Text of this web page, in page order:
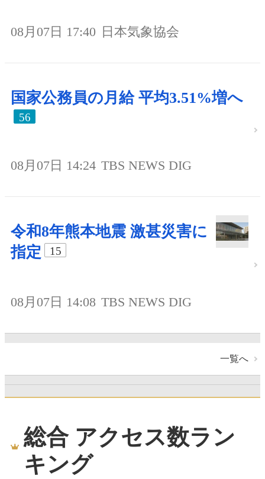
08月07日 17:40 日本気象協会
国家公務員の月給 平均3.51%増へ
56
08月07日 14:24 TBS NEWS DIG
令和8年熊本地震 激甚災害に
指定
15
08月07日 14:08 TBS NEWS DIG
一覧へ
総合 アクセス数ラン
キング